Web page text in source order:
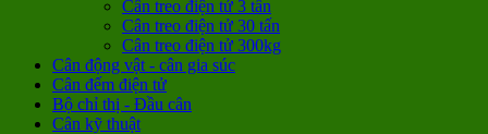
Cân treo điện tử 3 tấn
Cân treo điện tử 30 tấn
Cân treo điện tử 300kg
Cân động vật - cân gia súc
Cân đếm điện tử
Bộ chỉ thị - Đầu cân
Cân kỹ thuật